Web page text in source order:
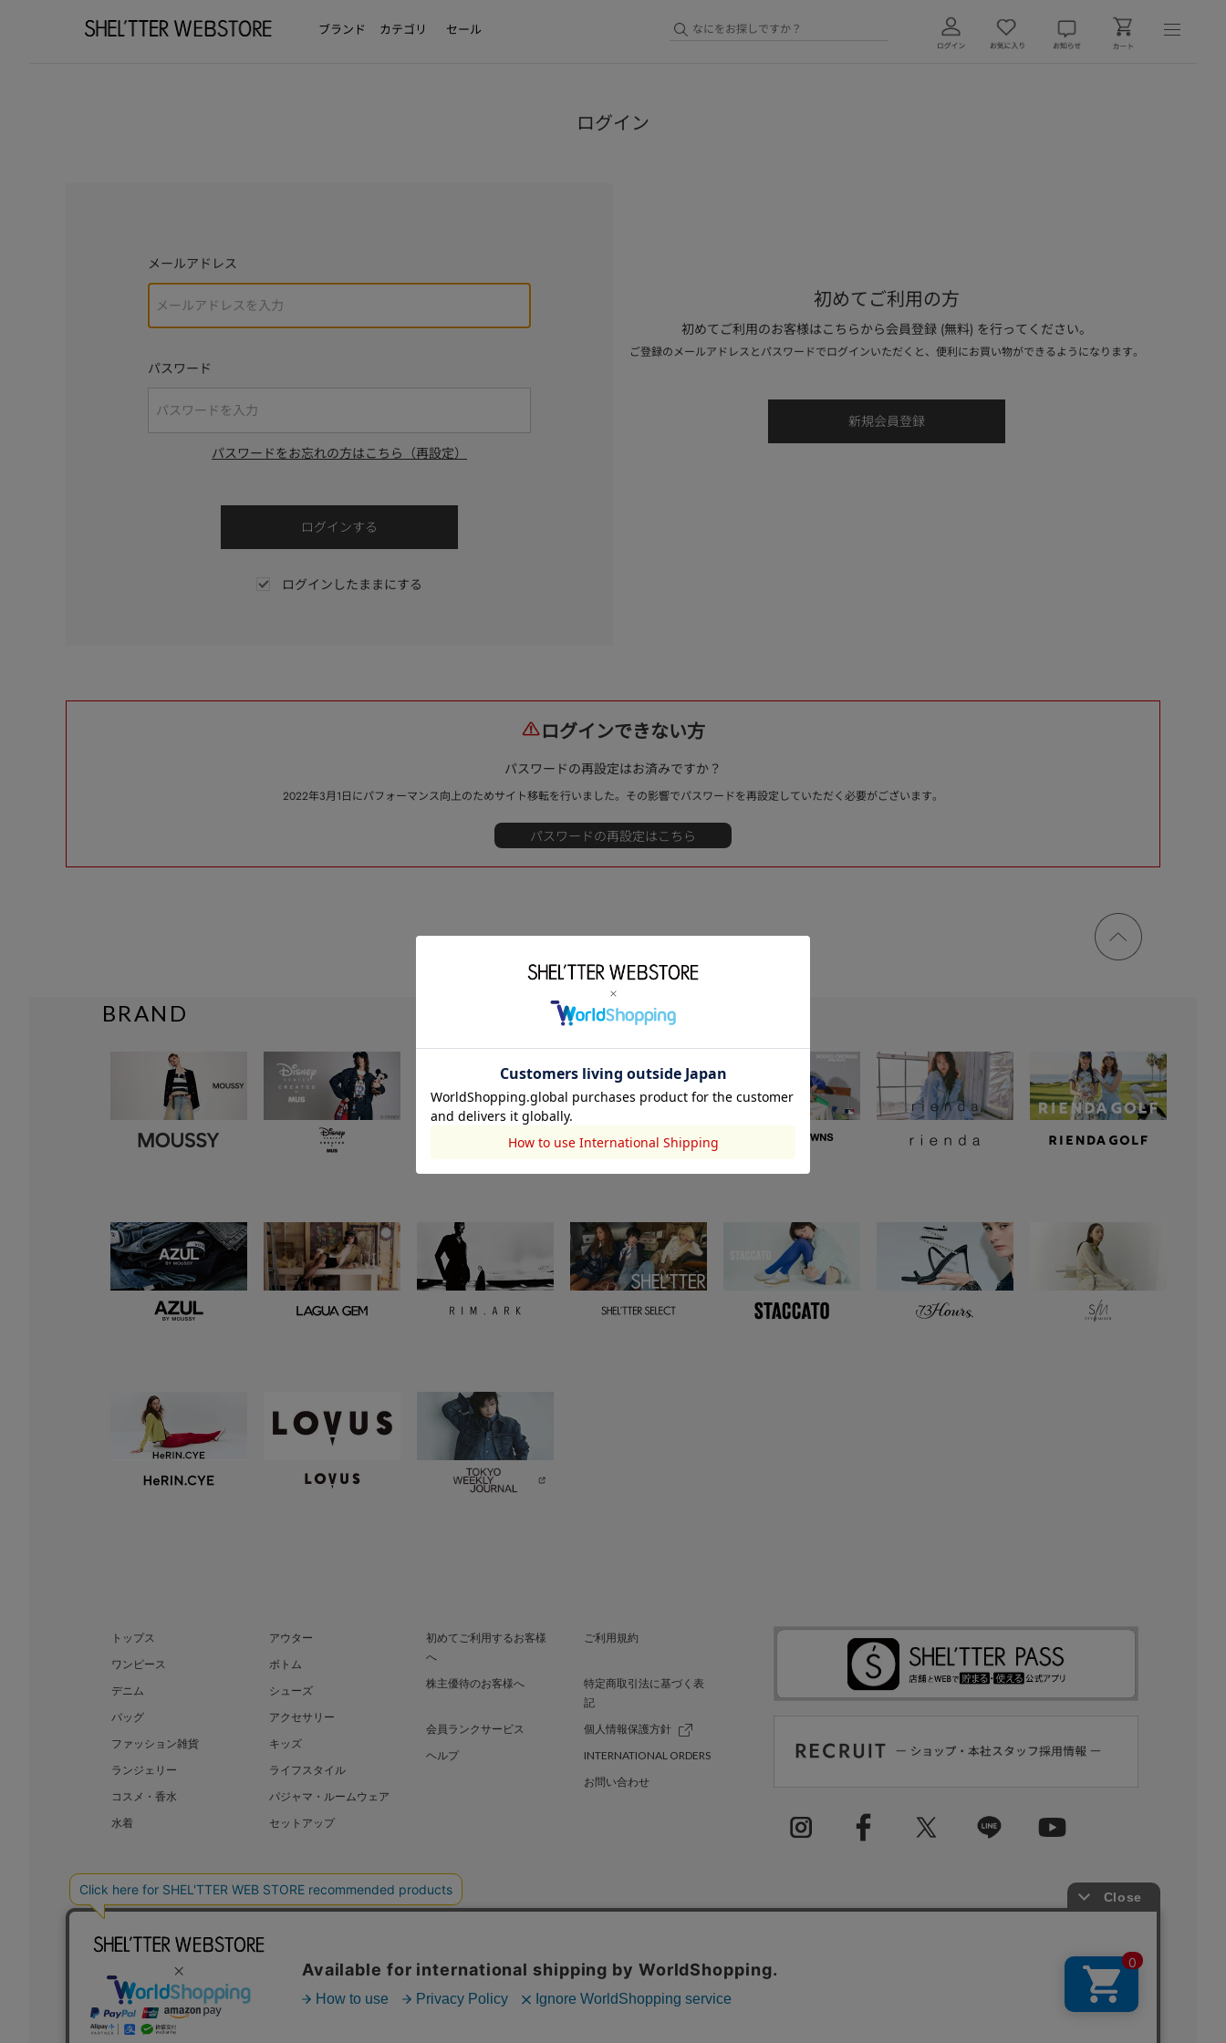
ブランド カテゴリ セール
ログイン
メールアドレス
パスワード
パスワードをお忘れの方はこちら（再設定）
ログインしたままにする
初めてご利用の方
初めてご利用のお客様はこちらから会員登録 (無料) を行ってください。
ご登録のメールアドレスとパスワードでログインいただくと、便利にお買い物ができるようになります。
ログインできない方
パスワードの再設定はお済みですか？
2022年3月1日にパフォーマンス向上のためサイト移転を行いました。その影響でパスワードを再設定していただく必要がございます。
ページ
トップ
BRAND
トップス
アウター
ワンピース
ボトム
デニム
シューズ
バッグ
アクセサリー
ファッション雑貨
キッズ
ランジェリー
ライフスタイル
コスメ・香水
パジャマ・ルームウェア
水着
セットアップ
初めてご利用するお客様
へ
ご利用規約
株主優待のお客様へ
特定商取引法に基づく表
記
会員ランクサービス
個人情報保護方針
ヘルプ
INTERNATIONAL ORDERS
お問い合わせ
BAROQUE JAPAN LIMITED SHEL’TTER GREEN 採用情報
COPYRIGHT © BAROQUE JAPAN LIMITED ALL RIGHTS RESERVED.